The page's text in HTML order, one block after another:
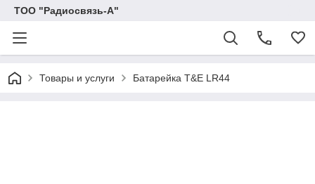
ТОО "Радиосвязь-А"
Товары и услуги Батарейка T&E LR44